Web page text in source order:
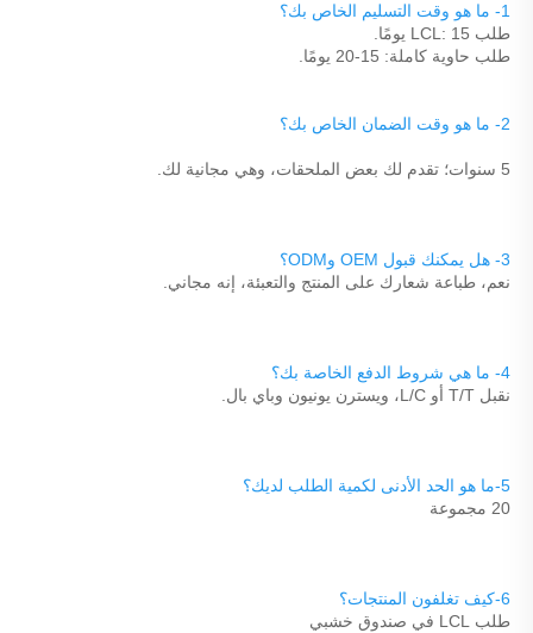
1- ما هو وقت التسليم الخاص بك؟
طلب LCL: 15 يومًا.
طلب حاوية كاملة: 15-20 يومًا.
2- ما هو وقت الضمان الخاص بك؟
5 سنوات؛ تقدم لك بعض الملحقات، وهي مجانية لك.
3- هل يمكنك قبول OEM وODM؟
نعم، طباعة شعارك على المنتج والتعبئة، إنه مجاني.
4- ما هي شروط الدفع الخاصة بك؟
نقبل T/T أو L/C، ويسترن يونيون وباي بال.
5-ما هو الحد الأدنى لكمية الطلب لديك؟
20 مجموعة
6-كيف تغلفون المنتجات؟
طلب LCL في صندوق خشبي